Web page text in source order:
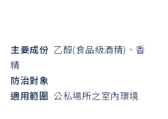
主要成份 乙醇(食品級酒精)、香
精
防治對象
適用範圍 公私場所之室內環境